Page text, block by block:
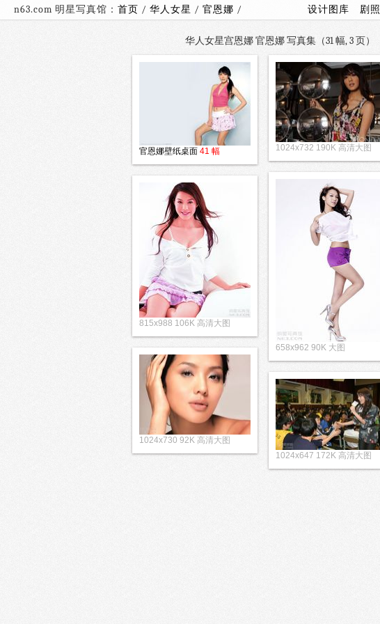
n63.com 明星写真馆： 首页 / 华人女星 / 官恩娜 / 设计图库 剧照
华人女星宫恩娜 官恩娜 写真集（31 幅, 3 页）
官恩娜壁纸桌面 41 幅 1024x732 190K 高清大图
658x962 90K 大图
815x988 106K 高清大图
1024x730 92K 高清大图
1024x647 172K 高清大图